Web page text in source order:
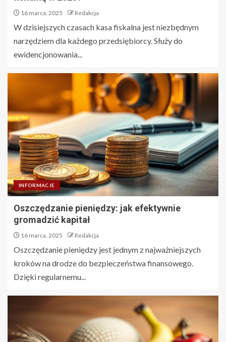
16 marca, 2025 Redakcja
W dzisiejszych czasach kasa fiskalna jest niezbędnym
narzędziem dla każdego przedsiębiorcy. Służy do
ewidencjonowania...
INFORMACJE
Oszczędzanie pieniędzy: jak efektywnie
gromadzić kapitał
16 marca, 2025 Redakcja
Oszczędzanie pieniędzy jest jednym z najważniejszych
kroków na drodze do bezpieczeństwa finansowego.
Dzięki regularnemu...